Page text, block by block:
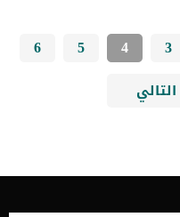
3
4
5
6
التالي